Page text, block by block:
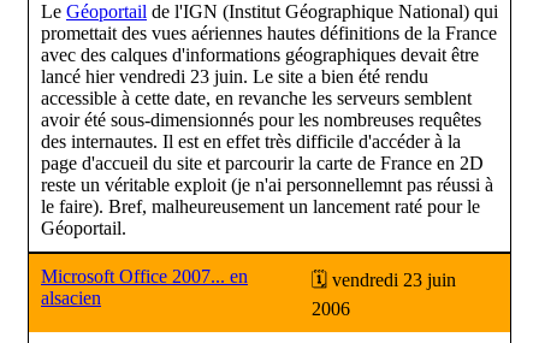
Le Géoportail de l'IGN (Institut Géographique National) qui
promettait des vues aériennes hautes définitions de la France
avec des calques d'informations géographiques devait être
lancé hier vendredi 23 juin. Le site a bien été rendu
accessible à cette date, en revanche les serveurs semblent
avoir été sous-dimensionnés pour les nombreuses requêtes
des internautes. Il est en effet très difficile d'accéder à la
page d'accueil du site et parcourir la carte de France en 2D
reste un véritable exploit (je n'ai personnellemnt pas réussi à
le faire). Bref, malheureusement un lancement raté pour le
Géoportail.
Microsoft Office 2007... en
alsacien
🗓 vendredi 23 juin
2006